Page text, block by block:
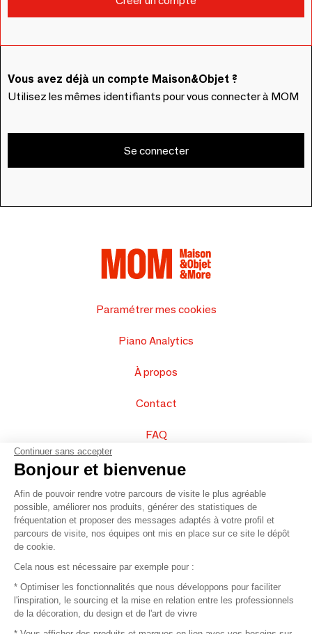
Vous avez déjà un compte Maison&Objet ?
Utilisez les mêmes identifiants pour vous connecter à MOM
Se connecter
Paramétrer mes cookies
Piano Analytics
À propos
Contact
FAQ
Vendez vos produits
Plan du site
© 2016 –Organisation SAFI
Recrutement
Continuer sans accepter
Bonjour et bienvenue
Afin de pouvoir rendre votre parcours de visite le plus agréable
possible, améliorer nos produits, générer des statistiques de
fréquentation et proposer des messages adaptés à votre profil et
parcours de visite, nos équipes ont mis en place sur ce site le dépôt
de cookie.
Cela nous est nécessaire par exemple pour :
* Optimiser les fonctionnalités que nous développons pour faciliter
l'inspiration, le sourcing et la mise en relation entre les professionnels
de la décoration, du design et de l'art de vivre